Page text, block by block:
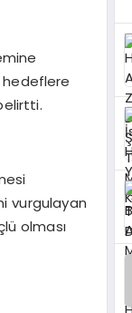
hedeflere
vurgulayan
olması